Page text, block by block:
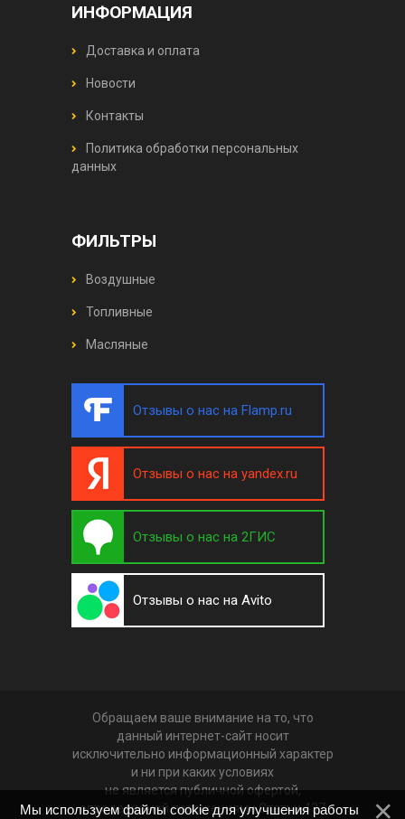
ИНФОРМАЦИЯ
Доставка и оплата
Новости
Контакты
Политика обработки персональных
данных
ФИЛЬТРЫ
Воздушные
Топливные
Масляные
Отзывы о нас на Flamp.ru
Отзывы о нас на yandex.ru
Отзывы о нас на 2ГИС
Отзывы о нас на Avito
Обращаем ваше внимание на то, что
данный интернет-сайт носит
исключительно информационный характер
и ни при каких условиях
не является публичной офертой,
определяемой положениями Статьи 437
Мы используем файлы cookie для улучшения работы